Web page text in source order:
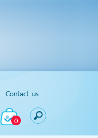
Contact us
0